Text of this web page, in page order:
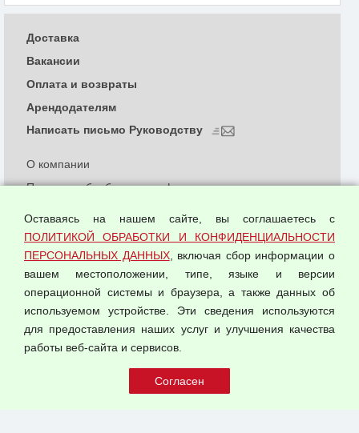
© 2026 ООО "Феникс"
О компании
Политика обработки и конфиденциальности
Согласием на обработку персональных данных
Оферта оптовой купли-продажи
Публичная оферта
Доставка
Вакансии
Оплата и возвраты
Арендодателям
Написать письмо Руководству
Оставаясь на нашем сайте, вы соглашаетесь с
ПОЛИТИКОЙ ОБРАБОТКИ И КОНФИДЕНЦИАЛЬНОСТИ
ПЕРСОНАЛЬНЫХ ДАННЫХ, включая сбор информации о
вашем местоположении, типе, языке и версии
операционной системы и браузера, а также данных об
используемом устройстве. Эти сведения используются
для предоставления наших услуг и улучшения качества
работы веб-сайта и сервисов.